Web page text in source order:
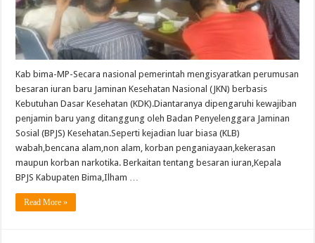
Kab bima-MP-Secara nasional pemerintah mengisyaratkan perumusan
besaran iuran baru Jaminan Kesehatan Nasional (JKN) berbasis
Kebutuhan Dasar Kesehatan (KDK).Diantaranya dipengaruhi kewajiban
penjamin baru yang ditanggung oleh Badan Penyelenggara Jaminan
Sosial (BPJS) Kesehatan.Seperti kejadian luar biasa (KLB)
wabah,bencana alam,non alam, korban penganiayaan,kekerasan
maupun korban narkotika. Berkaitan tentang besaran iuran,Kepala
BPJS Kabupaten Bima,Ilham …
Read More »